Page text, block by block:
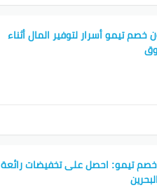
خصم تيمو أسرار لتوفير المال أثناء
تيمو: احصل على تخفيضات رائعة